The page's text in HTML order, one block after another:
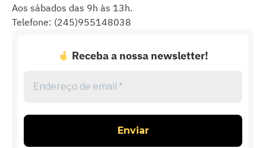
Aos sábados das 9h às 13h.
Telefone: (245)955148038
Receba a nossa newsletter!
de
*